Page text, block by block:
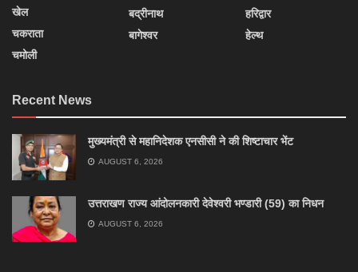
खेल
चकराता
चमोली
बद्रीनाथ
बागेश्वर
हरिद्वार
हेल्थ
Recent News
मुख्यमंत्री से महानिदेशक एनसीसी ने की शिष्टाचार भेंट
AUGUST 6, 2026
उत्तराखण राज्य आंदोलनकारी देवेश्वरी भण्डारी (59) का निधन
AUGUST 6, 2026